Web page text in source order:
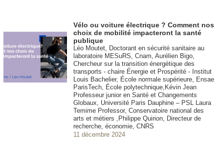
Vélo ou voiture électrique ? Comment nos
choix de mobilité impacteront la santé
publique
Léo Moutet, Doctorant en sécurité sanitaire au
laboratoire MESuRS, Cnam, Aurélien Bigo,
Chercheur sur la transition énergétique des
transports - chaire Énergie et Prospérité - Institut
Louis Bachelier, École normale supérieure, Ensae
ParisTech, École polytechnique,Kévin Jean
Professeur junior en Santé et Changements
Globaux, Université Paris Dauphine – PSL Laura
Temime Professor, Conservatoire national des
arts et métiers ,Philippe Quirion, Directeur de
recherche, économie, CNRS
11 décembre 2024